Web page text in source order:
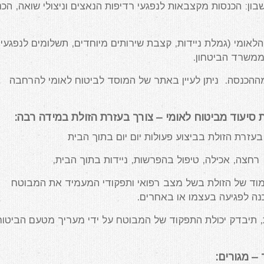
הכנסות מקצבאות לנפגעי רדיפות הנאצים וניצולי שואה,
(גמלת ניידות, קצבת שירותים מיוחדים, תשלומים לנפגעי
ממשרד הביטחון.
ניתן לעיין באתר של המוסד לביטוח לאומי להרחבה
מביטוח לאומי – צורך בעזרת הזולת במידה רבה:
הזולת בביצוע פעולות יום יום בתוך הבית
אכילה, טיפול בהפרשות, ניידות בתוך הבית,
של הזולת בשל מצב רפואי ותפקודי המעמיד את המבוטח
לפגיעה בעצמו או באחרים.
תיבדק יכולת התפקוד של המבוטח על ידי מעריך מטעם
– מגורים: